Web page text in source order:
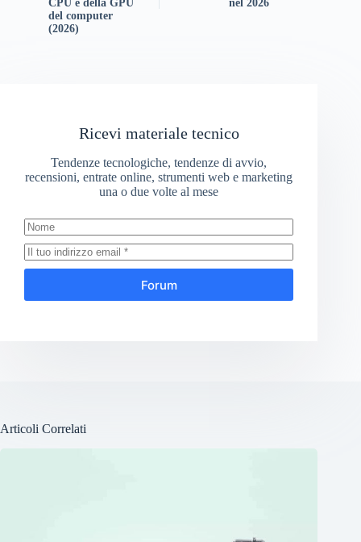
CPU e della GPU
del computer
(2026)
nel 2026
Ricevi materiale tecnico
Tendenze tecnologiche, tendenze di avvio,
recensioni, entrate online, strumenti web e marketing
una o due volte al mese
Forum
Articoli Correlati